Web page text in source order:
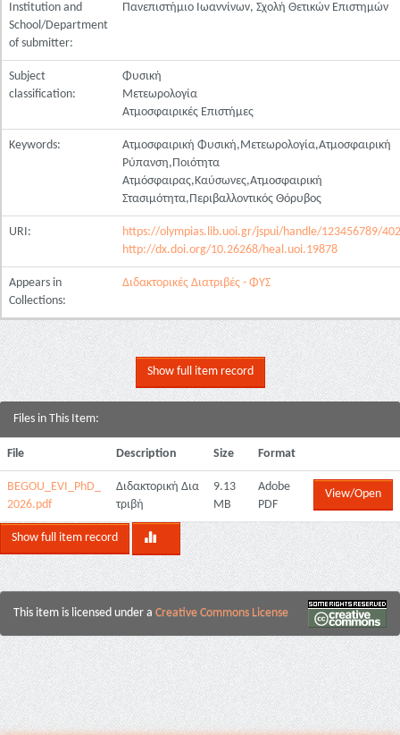
Institution and
School/Department
of submitter:
Πανεπιστήμιο Ιωαννίνων, Σχολή Θετικών Επιστημών
Subject
classification:
Φυσική
Μετεωρολογία
Ατμοσφαιρικές Επιστήμες
Keywords:
Ατμοσφαιρική Φυσική,Μετεωρολογία,Ατμοσφαιρική
Ρύπανση,Ποιότητα
Ατμόσφαιρας,Καύσωνες,Ατμοσφαιρική
Στασιμότητα,Περιβαλλοντικός Θόρυβος
URI:
https://olympias.lib.uoi.gr/jspui/handle/123456789/
http://dx.doi.org/10.26268/heal.uoi.19878
Appears in
Collections:
Διδακτορικές Διατριβές - ΦΥΣ
Show full item record
Files in This Item:
File Description Size Format
BEGOU_EVI_PhD_
2026.pdf
Διδακτορική Δια
τριβή
9.13
MB
Adobe
PDF
View/Open
Show full item record
This item is licensed under a Creative Commons License